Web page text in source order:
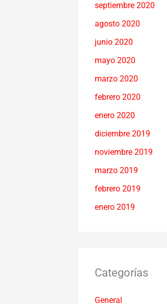
septiembre 2020
agosto 2020
junio 2020
mayo 2020
marzo 2020
febrero 2020
enero 2020
diciembre 2019
noviembre 2019
marzo 2019
febrero 2019
enero 2019
Categorías
General